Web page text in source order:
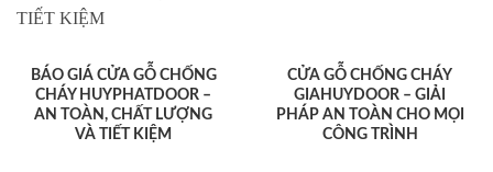
BÁO GIÁ CỬA GỖ CHỐNG
CHÁY HUYPHATDOOR –
AN TOÀN, CHẤT LƯỢNG
VÀ TIẾT KIỆM
CỬA GỖ CHỐNG CHÁY
GIAHUYDOOR – GIẢI
PHÁP AN TOÀN CHO MỌI
CÔNG TRÌNH